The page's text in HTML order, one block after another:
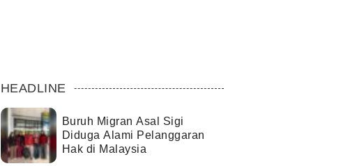
HEADLINE
Buruh Migran Asal Sigi
Diduga Alami Pelanggaran
Hak di Malaysia